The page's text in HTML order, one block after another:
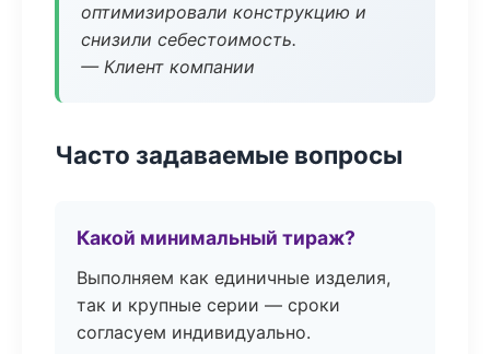
оптимизировали конструкцию и
снизили себестоимость.
— Клиент компании
Часто задаваемые вопросы
Какой минимальный тираж?
Выполняем как единичные изделия,
так и крупные серии — сроки
согласуем индивидуально.